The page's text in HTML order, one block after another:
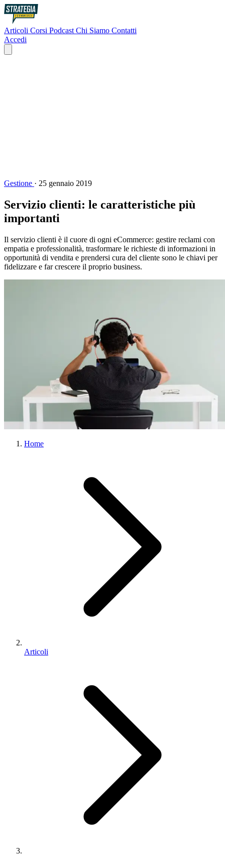
Articoli Corsi Podcast Chi Siamo Contatti
Accedi
Gestione · 25 gennaio 2019
Servizio clienti: le caratteristiche più
importanti
Il servizio clienti è il cuore di ogni eCommerce: gestire reclami con
empatia e professionalità, trasformare le richieste di informazioni in
opportunità di vendita e prendersi cura del cliente sono le chiavi per
fidelizzare e far crescere il proprio business.
Home
Articoli